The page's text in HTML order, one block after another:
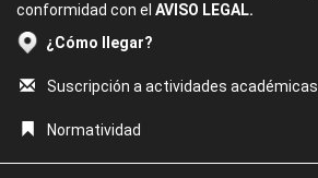
conformidad con el AVISO LEGAL.
¿Cómo llegar?
Suscripción a actividades académicas
Normatividad